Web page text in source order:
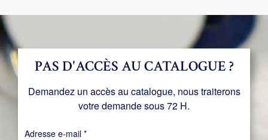
PAS D'ACCÈS AU CATALOGUE ?
Demandez un accès au catalogue, nous traiterons
votre demande sous 72 H.
Adresse e-mail *Obligatoire